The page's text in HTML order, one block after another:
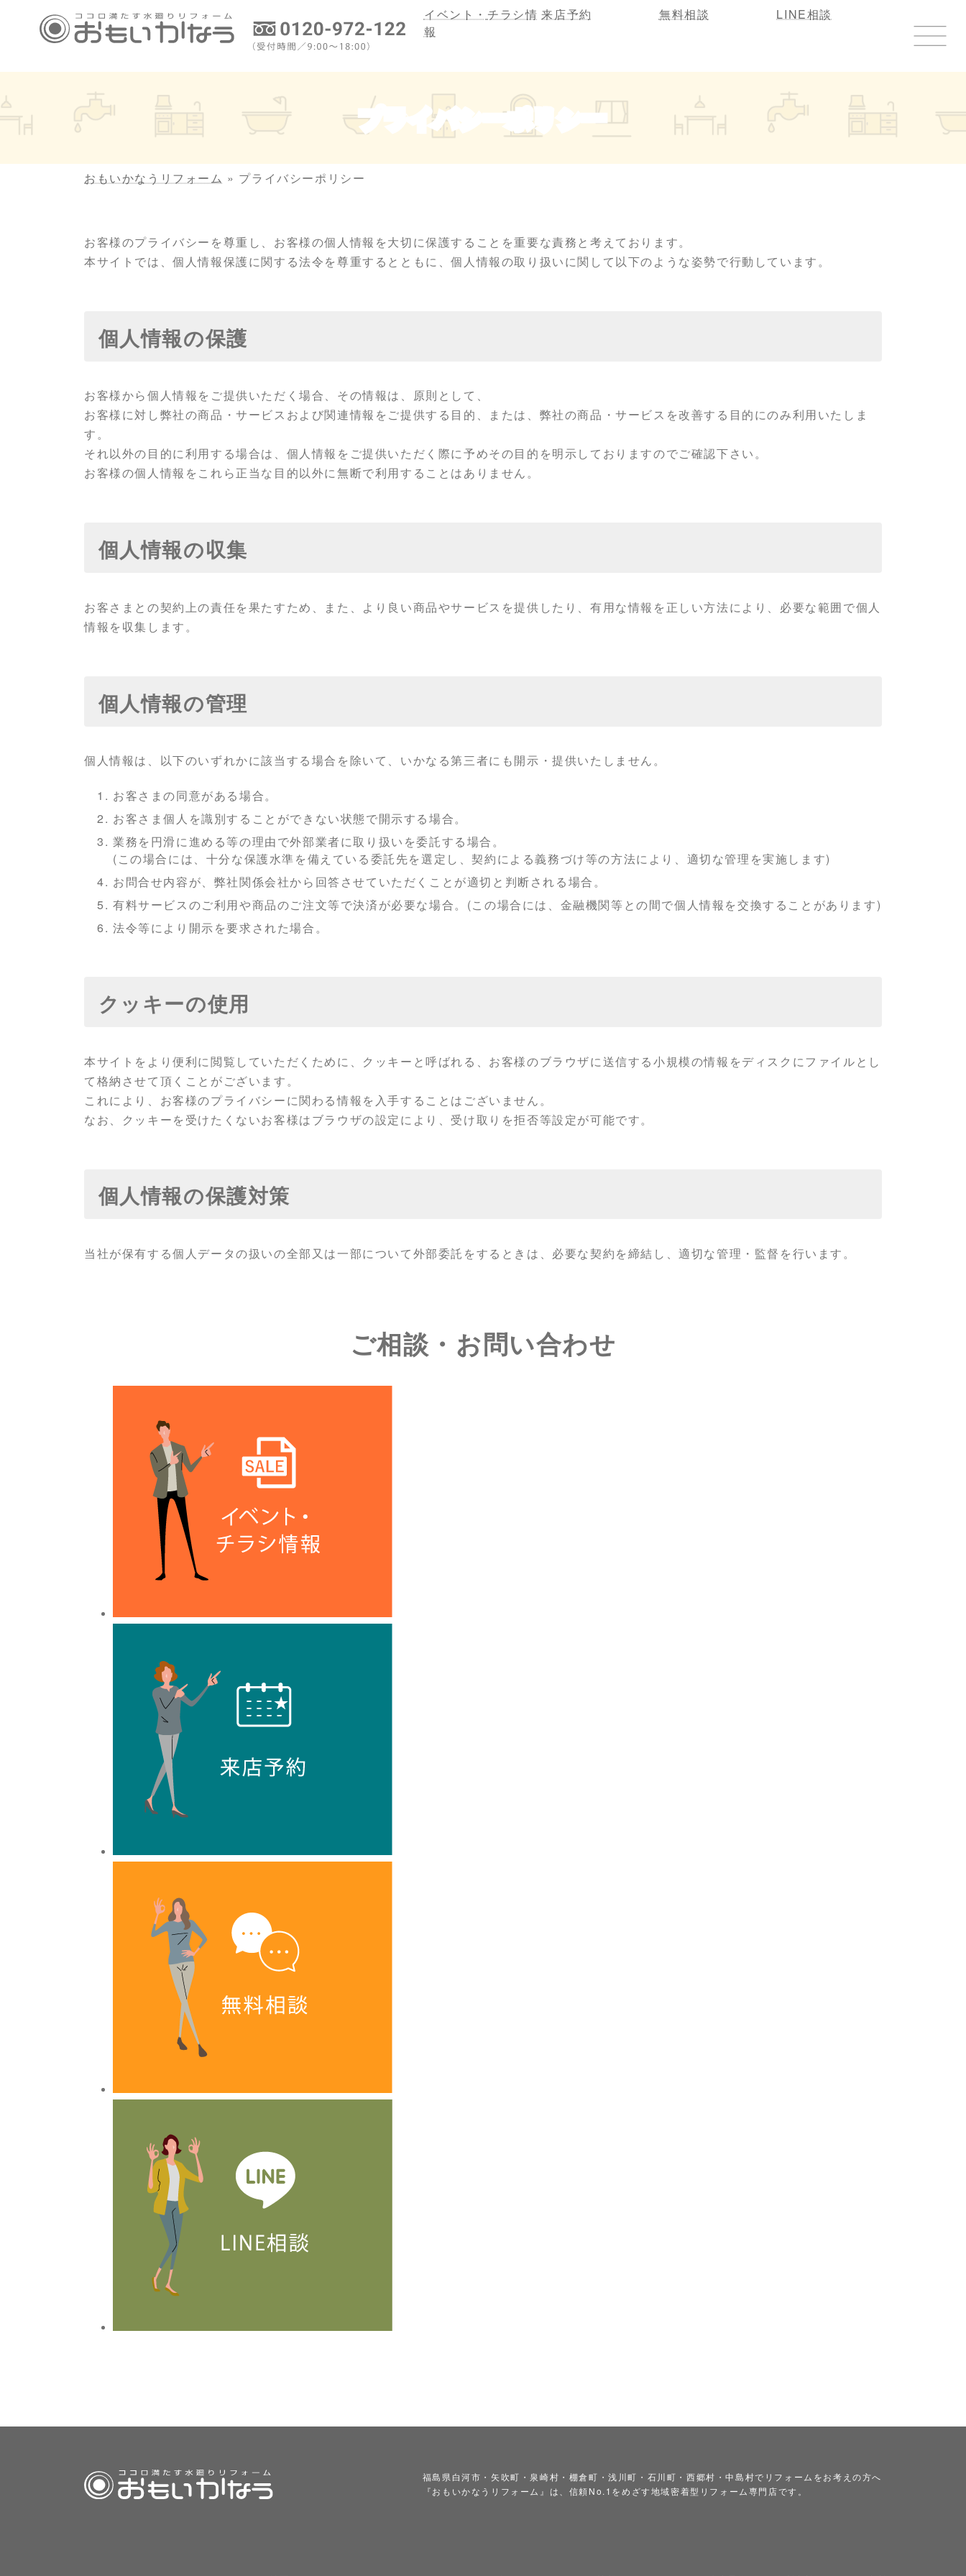
ツ
へ
ス
プ
シ
ョ
ン
動
イベント・ チラシ情
報
来店予約 無料相談 LINE相談
プライバシーポリシー
おもいかなうリフォーム » プライバシーポリシー
お客様のプライバシーを尊重し、お客様の個人情報を大切に保護することを重要な責務と考えております。
本サイトでは、個人情報保護に関する法令を尊重するとともに、個人情報の取り扱いに関して以下のような姿勢で行動しています。
個人情報の保護
お客様から個人情報をご提供いただく場合、その情報は、原則として、
お客様に対し弊社の商品・サービスおよび関連情報をご提供する目的、または、弊社の商品・サービスを改善する目的にのみ利用いたしま
す。
それ以外の目的に利用する場合は、個人情報をご提供いただく際に予めその目的を明示しておりますのでご確認下さい。
お客様の個人情報をこれら正当な目的以外に無断で利用することはありません。
個人情報の収集
お客さまとの契約上の責任を果たすため、また、より良い商品やサービスを提供したり、有用な情報を正しい方法により、必要な範囲で個人
情報を収集します。
個人情報の管理
個人情報は、以下のいずれかに該当する場合を除いて、いかなる第三者にも開示・提供いたしません。
お客さまの同意がある場合。
お客さま個人を識別することができない状態で開示する場合。
業務を円滑に進める等の理由で外部業者に取り扱いを委託する場合。
(この場合には、十分な保護水準を備えている委託先を選定し、契約による義務づけ等の方法により、適切な管理を実施します)
お問合せ内容が、弊社関係会社から回答させていただくことが適切と判断される場合。
有料サービスのご利用や商品のご注文等で決済が必要な場合。(この場合には、金融機関等との間で個人情報を交換することがあります)
法令等により開示を要求された場合。
クッキーの使用
本サイトをより便利に閲覧していただくために、クッキーと呼ばれる、お客様のブラウザに送信する小規模の情報をディスクにファイルとし
て格納させて頂くことがございます。
これにより、お客様のプライバシーに関わる情報を入手することはございません。
なお、クッキーを受けたくないお客様はブラウザの設定により、受け取りを拒否等設定が可能です。
個人情報の保護対策
当社が保有する個人データの扱いの全部又は一部について外部委託をするときは、必要な契約を締結し、適切な管理・監督を行います。
ご相談・お問い合わせ
福島県白河市・矢吹町・泉崎村・棚倉町・浅川町・石川町・西郷村・中島村でリフォームをお考えの方へ
『おもいかなうリフォーム』は、信頼No.1をめざす地域密着型リフォーム専門店です。